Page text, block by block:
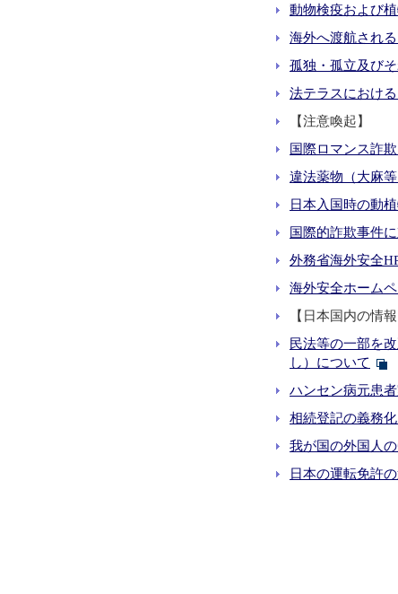
動物検疫および
海外へ渡航され
孤独・孤立及び
法テラスにおけ
【注意喚起】
国際ロマンス詐
違法薬物（大麻
日本入国時の動
国際的詐欺事件
外務省海外安全
海外安全ホーム
【日本国内の情報
民法等の一部を
し）について
ハンセン病元患
相続登記の義務
我が国の外国人
日本の運転免許